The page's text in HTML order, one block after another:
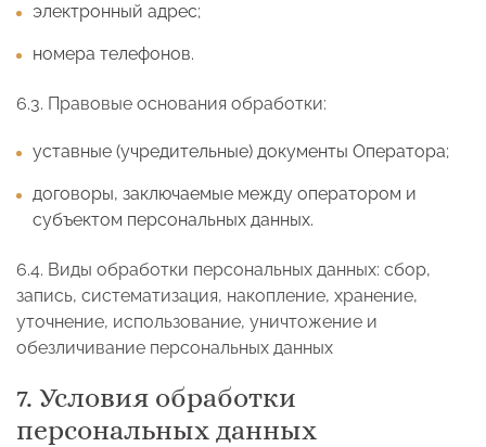
электронный адрес;
номера телефонов.
6.3. Правовые основания обработки:
уставные (учредительные) документы Оператора;
договоры, заключаемые между оператором и
субъектом персональных данных.
6.4. Виды обработки персональных данных: сбор,
запись, систематизация, накопление, хранение,
уточнение, использование, уничтожение и
обезличивание персональных данных
7. Условия обработки
персональных данных